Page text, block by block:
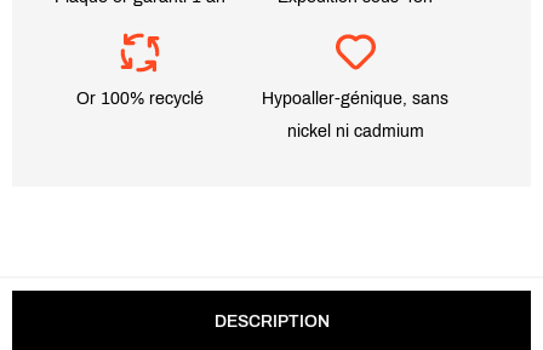
Or 100% recyclé
Hypoaller-génique, sans
nickel ni cadmium
DESCRIPTION